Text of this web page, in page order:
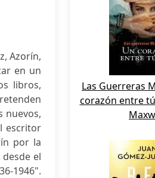
Azorín,
en un
libros,
nuevos,
escritor
por la
el
1946".
Las Guerreras
corazón entre